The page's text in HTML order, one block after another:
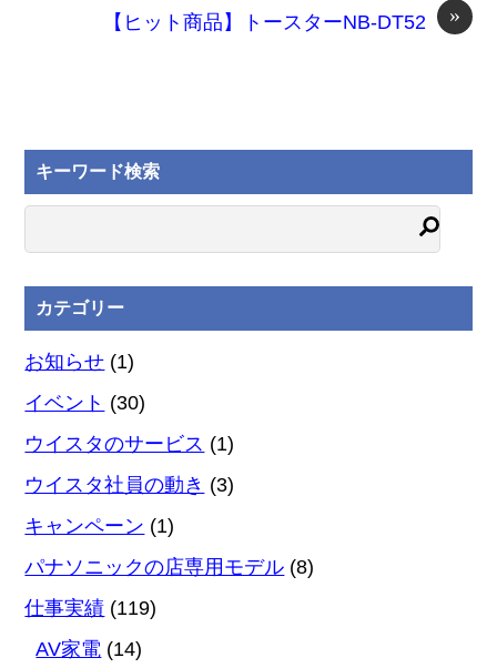
»
【ヒット商品】トースターNB-DT52
キーワード検索
カテゴリー
お知らせ (1)
イベント (30)
ウイスタのサービス (1)
ウイスタ社員の動き (3)
キャンペーン (1)
パナソニックの店専用モデル (8)
仕事実績 (119)
AV家電 (14)